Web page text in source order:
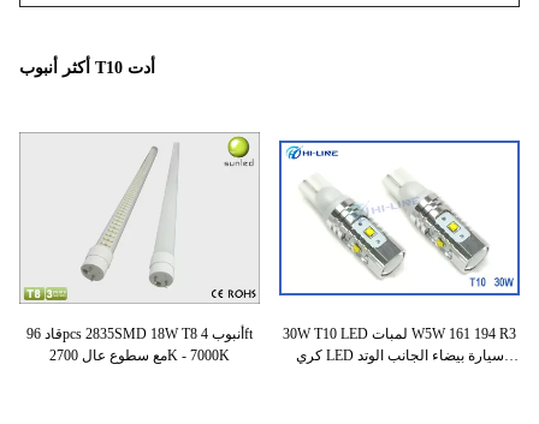
أكثر أنبوب T10 أدت
قاد 96pcs 2835SMD 18W T8 أنبوب 4ft
مع سطوع عال 2700K - 7000K
30W T10 LED لمبات W5W 161 194 R3
كري LED سيارة بيضاء الجانب الوتد